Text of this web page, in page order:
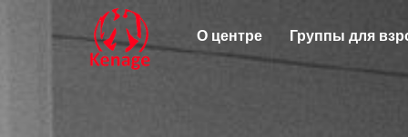
О центре Группы для